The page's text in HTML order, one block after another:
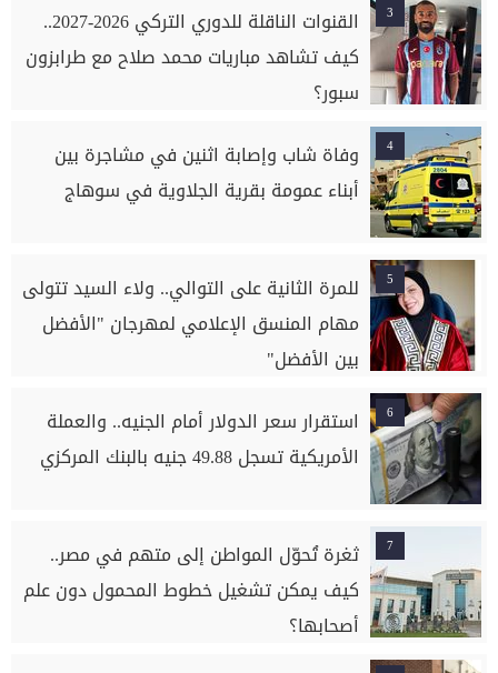
3
القنوات الناقلة للدوري التركي 2026-2027..
كيف تشاهد مباريات محمد صلاح مع طرابزون
سبور؟
4
وفاة شاب وإصابة اثنين في مشاجرة بين
أبناء عمومة بقرية الجلاوية في سوهاج
5
للمرة الثانية على التوالي.. ولاء السيد تتولى
مهام المنسق الإعلامي لمهرجان "الأفضل
بين الأفضل"
6
استقرار سعر الدولار أمام الجنيه.. والعملة
الأمريكية تسجل 49.88 جنيه بالبنك المركزي
7
ثغرة تُحوّل المواطن إلى متهم في مصر..
كيف يمكن تشغيل خطوط المحمول دون علم
أصحابها؟